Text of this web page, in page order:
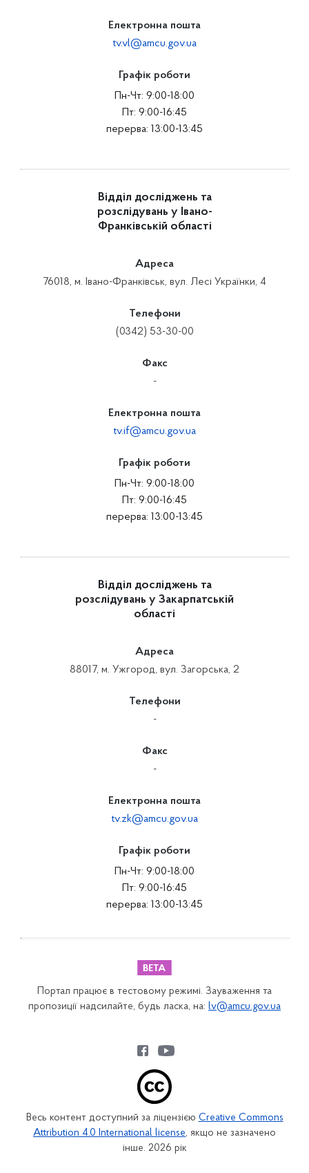
Електронна пошта
tv.vl@amcu.gov.ua
Графік роботи
Пн-Чт: 9:00-18:00
Пт: 9:00-16:45
перерва: 13:00-13:45
Відділ досліджень та
розслідувань у Івано-
Франківській області
Адреса
76018, м. Івано-Франківськ, вул. Лесі Українки, 4
Телефони
(0342) 53-30-00
Факс
-
Електронна пошта
tv.if@amcu.gov.ua
Графік роботи
Пн-Чт: 9:00-18:00
Пт: 9:00-16:45
перерва: 13:00-13:45
Відділ досліджень та
розслідувань у Закарпатській
області
Адреса
88017, м. Ужгород, вул. Загорська, 2
Телефони
-
Факс
-
Електронна пошта
tv.zk@amcu.gov.ua
Графік роботи
Пн-Чт: 9:00-18:00
Пт: 9:00-16:45
перерва: 13:00-13:45
Портал працює в тестовому режимі. Зауваження та
пропозиції надсилайте, будь ласка, на: lv@amcu.gov.ua
Весь контент доступний за ліцензією Creative Commons
Attribution 4.0 International license, якщо не зазначено
інше. 2026 рік